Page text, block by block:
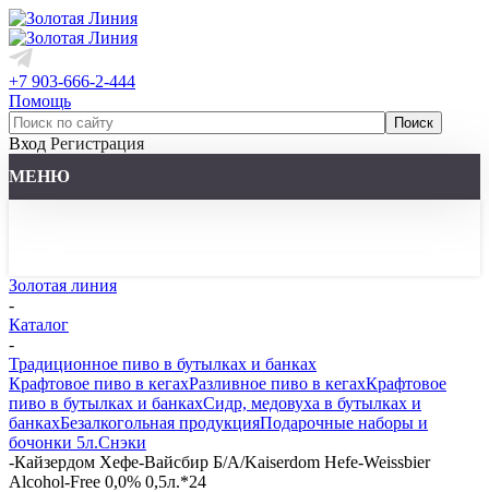
+7 903-666-2-444
Помощь
Вход Регистрация
МЕНЮ
Золотая линия
-
Каталог
-
Традиционное пиво в бутылках и банках
Крафтовое пиво в кегахРазливное пиво в кегахКрафтовое
пиво в бутылках и банкахСидр, медовуха в бутылках и
банкахБезалкогольная продукцияПодарочные наборы и
бочонки 5л.Снэки
-Кайзердом Хефе-Вайсбир Б/А/Kaiserdom Hefe-Weissbier
Alcohol-Free 0,0% 0,5л.*24